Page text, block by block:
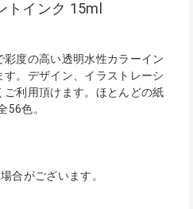
トインク 15ml
度の高い透明水性カラーイン
。デザイン、イラストレーシ
ご利用頂けます。ほとんどの紙
56色。
合がございます。